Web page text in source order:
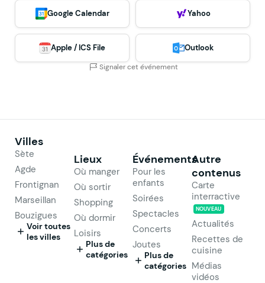
Google Calendar Yahoo
Apple / ICS File Outlook
Signaler cet événement
Villes
Sète
Agde
Frontignan
Marseillan
Bouzigues
Voir toutes
les villes
Lieux
Où manger
Où sortir
Shopping
Où dormir
Loisirs
Plus de
catégories
Événements
Pour les
enfants
Soirées
Spectacles
Concerts
Joutes
Plus de
catégories
Autre
contenus
Carte
interractive
NOUVEAU
Actualités
Recettes de
cuisine
Médias
vidéos